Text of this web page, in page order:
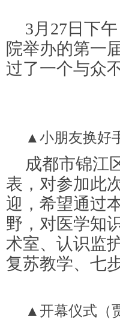
3月27日下
院举办的第一
过了一个与众
▲小朋友换好
成都市锦江
表，对参加此
迎，希望通过
野，对医学知
术室、认识监
复苏教学、七
▲开幕仪式（